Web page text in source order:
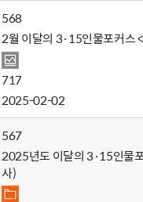
568
2월 이달의 3·15인물포커스
717
2025-02-02
567
2025년도 이달의 3·15인물
사)